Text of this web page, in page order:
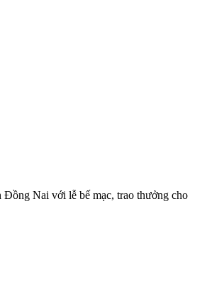
Đồng Nai với lễ bế mạc, trao thưởng cho